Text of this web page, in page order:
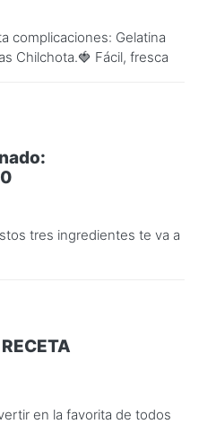
complicaciones: Gelatina
Chilchota.🍓 Fácil, fresca
tres ingredientes te va a
en la favorita de todos